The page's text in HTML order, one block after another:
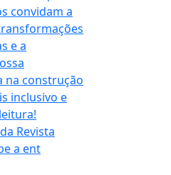
Revista
a ent